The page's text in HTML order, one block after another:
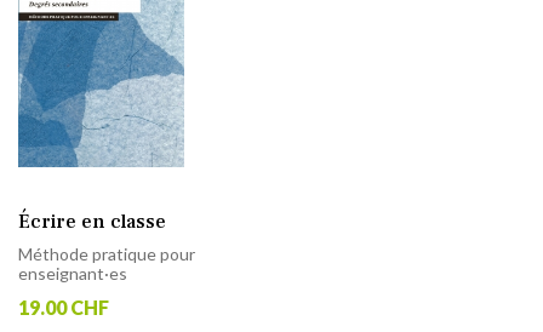
Écrire en classe
Méthode pratique pour
enseignant·es
19.00 CHF